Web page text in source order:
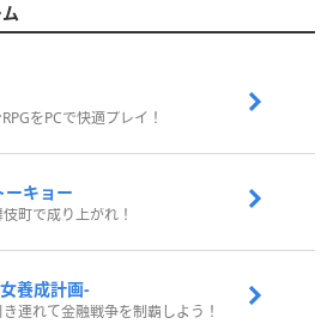
をPCで快適プレイ！
ーキョー
町で成り上がれ！
養成計画-
連れて金融戦争を制覇しよう！